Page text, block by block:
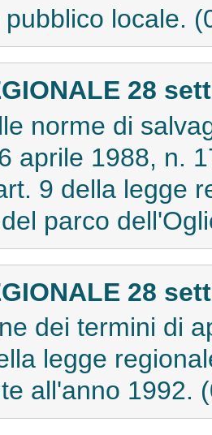
locale.
28
norme di
aprile 1988, n.
9 della legge
parco
28
dei termini di
legge
all'anno 1992.